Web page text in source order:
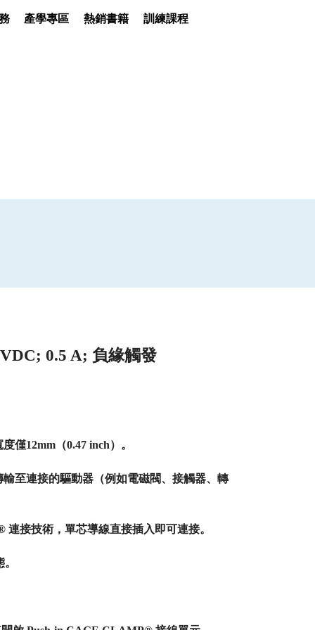
產學專區 熱銷書籍 訓練課程
0.5 A; 負緣觸發
僅12mm（0.47 inch）。
至連接的驅動器（例如電磁閥、接觸器、轉
接技術，單芯導線直接插入即可連接。